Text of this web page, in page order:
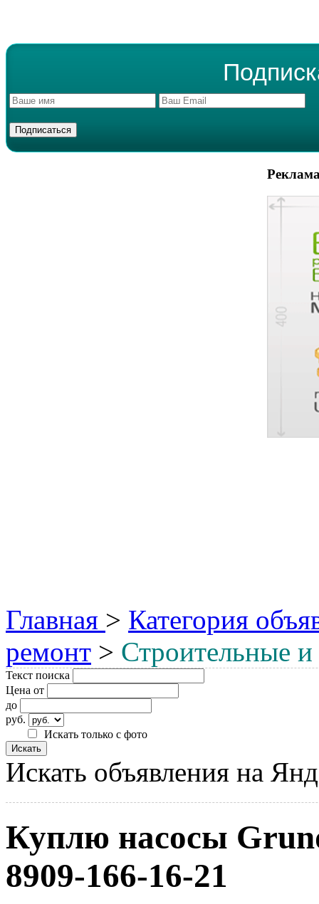
Главная > Категория
ремонт > Строительные
Текст поиска
Цена от
до
руб.
Искать только с фото
Искать объявления на
Куплю насосы
8909-166-16-21